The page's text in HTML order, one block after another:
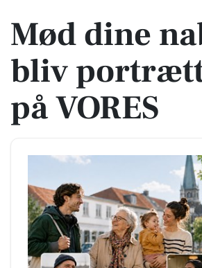
Mød dine
bliv
på VORES